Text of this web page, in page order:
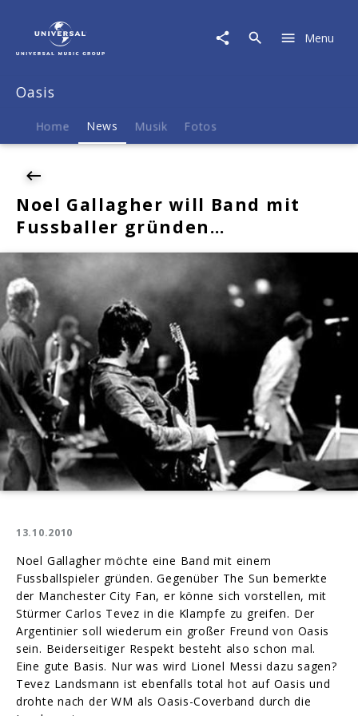
Gallagher
mit
gründen...
Menu
Oasis
Home News Musik Fotos
Noel Gallagher will Band mit
Fussballer gründen…
13.10.2010
Noel Gallagher möchte eine Band mit einem
Fussballspieler gründen. Gegenüber The Sun bemerkte
der Manchester City Fan, er könne sich vorstellen, mit
Stürmer Carlos Tevez in die Klampfe zu greifen. Der
Argentinier soll wiederum ein großer Freund von Oasis
sein. Beiderseitiger Respekt besteht also schon mal.
Eine gute Basis. Nur was wird Lionel Messi dazu sagen?
Tevez Landsmann ist ebenfalls total hot auf Oasis und
drohte nach der WM als Oasis-Coverband durch die